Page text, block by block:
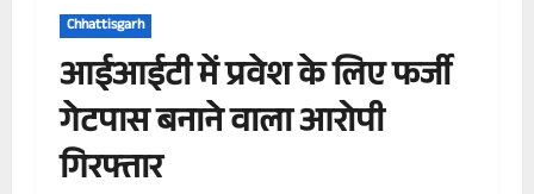
Chhattisgarh
आईआईटी में प्रवेश के लिए फर्जी
गेटपास बनाने वाला आरोपी
गिरफ्तार